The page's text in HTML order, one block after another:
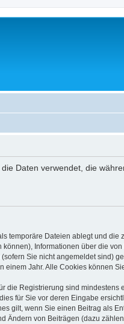
Daten verwendet, die
temporäre Dateien ablegt und die
Informationen über die
Sie nicht angemeldet sind)
Jahr. Alle Cookies können
die Registrierung sind mindestens
für Sie vor deren Eingabe
gilt, wenn Sie einen Beitrag als
Ändern von Beiträgen (dazu